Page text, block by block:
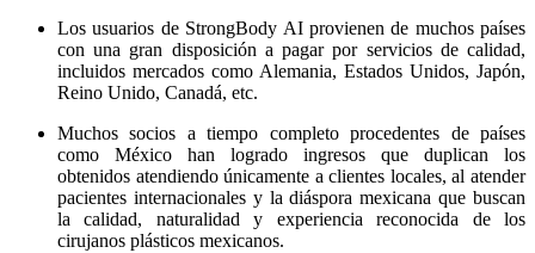
Los usuarios de StrongBody AI provienen de muchos países
con una gran disposición a pagar por servicios de calidad,
incluidos mercados como Alemania, Estados Unidos, Japón,
Reino Unido, Canadá, etc.
Muchos socios a tiempo completo procedentes de países
como México han logrado ingresos que duplican los
obtenidos atendiendo únicamente a clientes locales, al atender
pacientes internacionales y la diáspora mexicana que buscan
la calidad, naturalidad y experiencia reconocida de los
cirujanos plásticos mexicanos.